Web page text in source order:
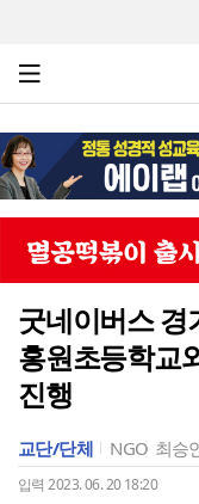
굿네이버스 경
홍원초등학교
진행
교단/단체 NGO 최승
입력 2023. 06. 20 18:20